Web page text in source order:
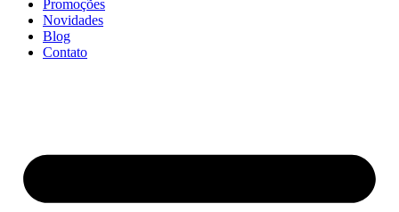
Promoções
Novidades
Blog
Contato